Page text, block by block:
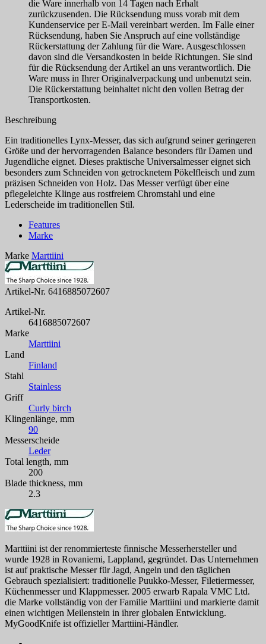
die Ware innerhalb von 14 Tagen nach Erhalt
zurückzusenden. Die Rücksendung muss vorab mit dem
Kundenservice per E-Mail vereinbart werden. Im Falle einer
Rücksendung, haben Sie Anspruch auf eine vollständige
Rückerstattung der Zahlung für die Ware. Ausgeschlossen
davon sind die Versandkosten in beide Richtungen. Sie sind
für die Rücksendung der Artikel an uns verantwortlich. Die
Ware muss in Ihrer Originalverpackung und unbenutzt sein.
Die Rückerstattung beinhaltet nicht den vollen Betrag der
Transportkosten.
Beschreibung
Ein traditionelles Lynx-Messer, das sich aufgrund seiner geringeren
Größe und der hervorragenden Balance besonders für Damen und
Jugendliche eignet. Dieses praktische Universalmesser eignet sich
besonders zum Schneiden von getrocknetem Pökelfleisch und zum
präzisen Schneiden von Holz. Das Messer verfügt über eine
pflegeleichte Klinge aus rostfreiem Chromstahl und eine
Lederscheide im traditionellen Stil.
Features
Marke
Marke Marttiini
Artikel-Nr. 6416885072607
Artikel-Nr.
6416885072607
Marke
Marttiini
Land
Finland
Stahl
Stainless
Griff
Curly birch
Klingenlänge, mm
90
Messerscheide
Leder
Total length, mm
200
Blade thickness, mm
2.3
Marttiini ist der renommierteste finnische Messerhersteller und
wurde 1928 in Rovaniemi, Lappland, gegründet. Das Unternehmen
ist auf praktische Messer für Jagd, Angeln und den täglichen
Gebrauch spezialisiert: traditionelle Puukko-Messer, Filetiermesser,
Küchenmesser und Klappmesser. 2005 erwarb Rapala VMC Ltd.
die Marke vollständig von der Familie Marttiini und markierte damit
einen wichtigen Meilenstein in ihrer globalen Entwicklung.
MyGoodKnife ist offizieller Marttiini-Händler.